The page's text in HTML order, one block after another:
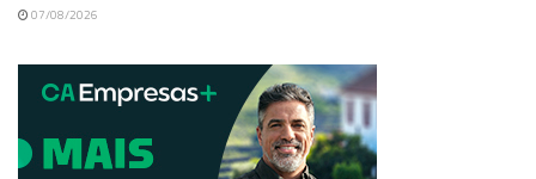
07/08/2026